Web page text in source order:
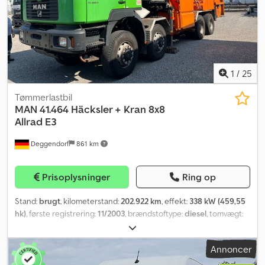
1 / 25
Deggendorf 861 km
Tømmerlastbil
MAN 41.464 Häcksler + Kran 8x8
Allrad E3
Prisoplysninger Ring op
Stand: brugt, kilometerstand:202.922 km, effekt: 338 kW (459,55
hk), første registrering:11/2003, brændstoftype:diesel, tomvægt:
31.650 kg, akslekonfiguration:
bremser:motorbremsning, farve:grøn, førerhus:dagkabine,
geartype:
, emissionsklasse: , affjedring:stål, antal
Annoncer